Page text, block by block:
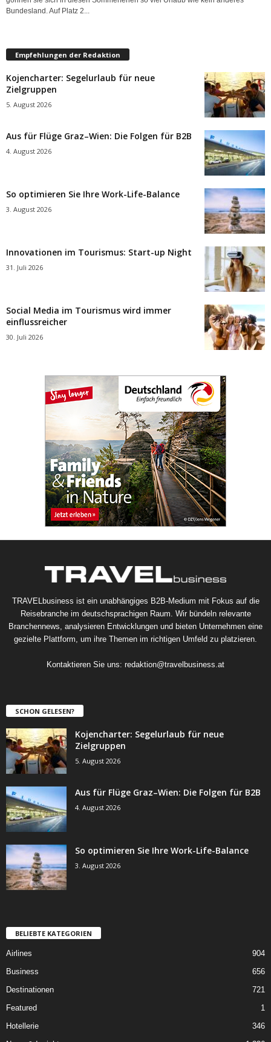
Bundesland. Auf Platz 2...
Empfehlungen der Redaktion
Kojencharter: Segelurlaub für neue
Zielgruppen
5. August 2026
Aus für Flüge Graz–Wien: Die Folgen für B2B
4. August 2026
So optimieren Sie Ihre Work-Life-Balance
3. August 2026
Innovationen im Tourismus: Start-up Night
31. Juli 2026
Social Media im Tourismus wird immer
einflussreicher
30. Juli 2026
TRAVELbusiness ist ein unabhängiges B2B-Medium mit Fokus auf die
Reisebranche im deutschsprachigen Raum. Wir bündeln relevante
Branchennews, analysieren Entwicklungen und bieten Unternehmen eine
gezielte Plattform, um ihre Themen im richtigen Umfeld zu platzieren.
Kontaktieren Sie uns: redaktion@travelbusiness.at
SCHON GELESEN?
Kojencharter: Segelurlaub für neue
Zielgruppen
5. August 2026
Aus für Flüge Graz–Wien: Die Folgen für B2B
4. August 2026
So optimieren Sie Ihre Work-Life-Balance
3. August 2026
BELIEBTE KATEGORIEN
Airlines
904
Business
656
Destinationen
721
Featured
1
Hotellerie
346